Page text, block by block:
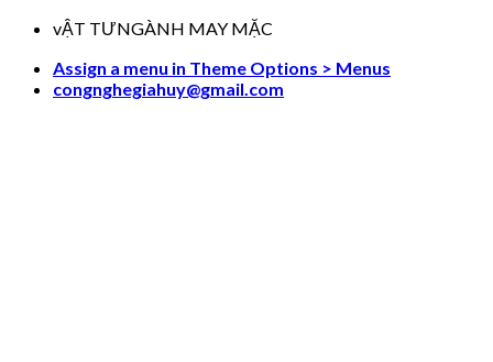
Skip
content
vẬT TƯNGÀNH MAY MẶC
Assign a menu in Theme Options > Menus
congnghegiahuy@gmail.com